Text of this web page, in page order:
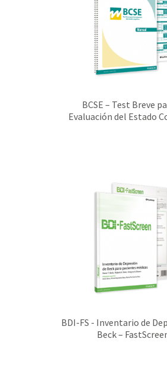
BCSE – Test Breve
Evaluación del Estado
BDI-FS - Inventario de
Beck –